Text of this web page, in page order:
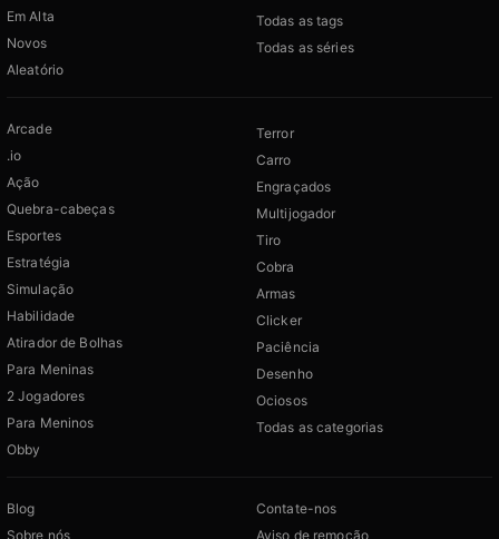
Em Alta
Novos
Aleatório
Todas as tags
Todas as séries
Arcade
.io
Ação
Quebra-cabeças
Esportes
Estratégia
Simulação
Habilidade
Atirador de Bolhas
Para Meninas
2 Jogadores
Para Meninos
Obby
Terror
Carro
Engraçados
Multijogador
Tiro
Cobra
Armas
Clicker
Paciência
Desenho
Ociosos
Todas as categorias
Blog
Sobre nós
Contate-nos
Aviso de remoção